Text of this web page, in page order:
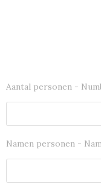
Aantal personen -
Namen personen -